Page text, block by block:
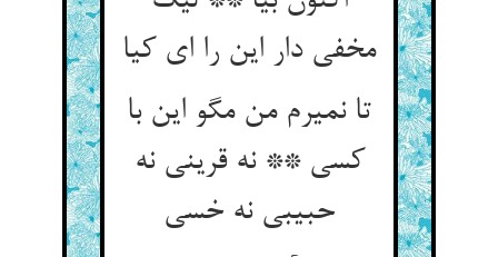
مخفی دار این را ای کیا
تا نمیرم من مگو این با
کسی ** نه قرینی نه
حبیبی نه خسی